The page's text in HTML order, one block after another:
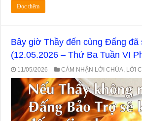
Đọc thêm
Bây giờ Thầy đến cùng Đấng đã
(12.05.2026 – Thứ Ba Tuần VI
11/05/2026 CẢM NHẬN LỜI CHÚA LỜI